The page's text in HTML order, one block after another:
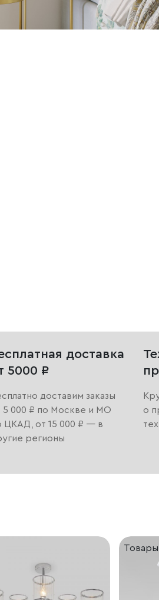
доставка
5000 ₽
доставим заказы
5 000 ₽ по Москве и МО
ЦКАД, от 15 000 ₽ — в
регионы
о